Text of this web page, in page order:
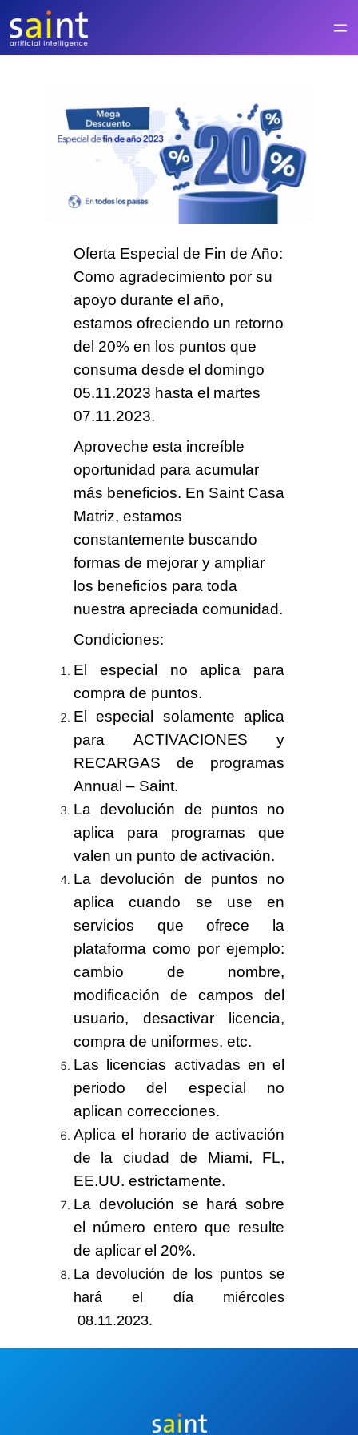
contenido
Oferta Especial de Fin de Año:
Como agradecimiento por su
apoyo durante el año,
estamos ofreciendo un retorno
del 20% en los puntos que
consuma desde el domingo
05.11.2023 hasta el martes
07.11.2023.
Aproveche esta increíble
oportunidad para acumular
más beneficios. En Saint Casa
Matriz, estamos
constantemente buscando
formas de mejorar y ampliar
los beneficios para toda
nuestra apreciada comunidad.
Condiciones:
El especial no aplica para
compra de puntos.
El especial solamente aplica
para ACTIVACIONES y
RECARGAS de programas
Annual – Saint.
La devolución de puntos no
aplica para programas que
valen un punto de activación.
La devolución de puntos no
aplica cuando se use en
servicios que ofrece la
plataforma como por ejemplo:
cambio de nombre,
modificación de campos del
usuario, desactivar licencia,
compra de uniformes, etc.
Las licencias activadas en el
periodo del especial no
aplican correcciones.
Aplica el horario de activación
de la ciudad de Miami, FL,
EE.UU. estrictamente.
La devolución se hará sobre
el número entero que resulte
de aplicar el 20%.
La devolución de los puntos se
hará el día miércoles
08.11.2023.